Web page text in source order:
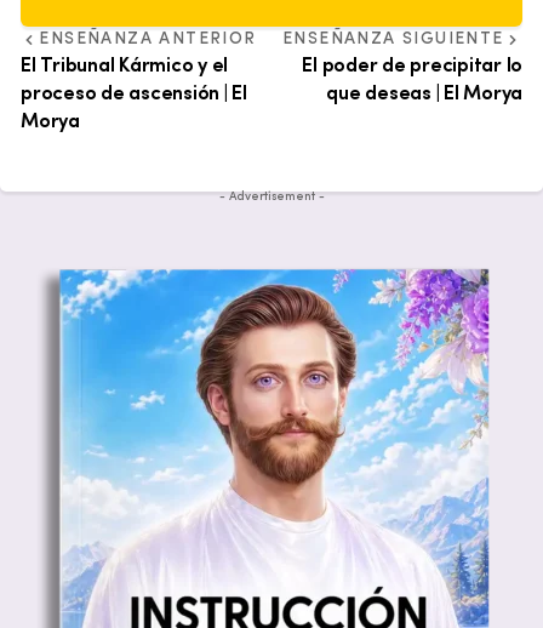
ENSEÑANZA ANTERIOR
El Tribunal Kármico y el
proceso de ascensión | El
Morya
ENSEÑANZA SIGUIENTE
El poder de precipitar lo
que deseas | El Morya
- Advertisement -